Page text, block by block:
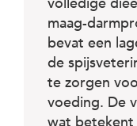
maag-
bevat een
de
te zorgen
voeding. De